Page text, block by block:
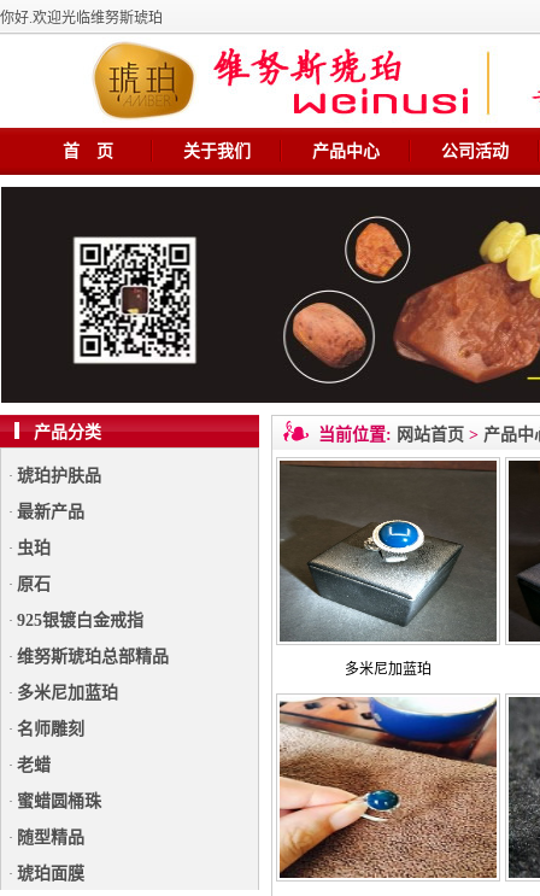
你好.欢迎光临维努斯琥珀
首 页 关于我们 产品中心 公司活动
产品分类
· 琥珀护肤品
· 最新产品
· 虫珀
· 原石
· 925银镀白金戒指
· 维努斯琥珀总部精品
· 多米尼加蓝珀
· 名师雕刻
· 老蜡
· 蜜蜡圆桶珠
· 随型精品
· 琥珀面膜
当前位置: 网站首页 > 产品中
多米尼加蓝珀